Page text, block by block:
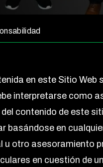
en este Sitio Web
interpretarse como
contenido de este
basándose en
u otro asesoramiento
en cuestión de